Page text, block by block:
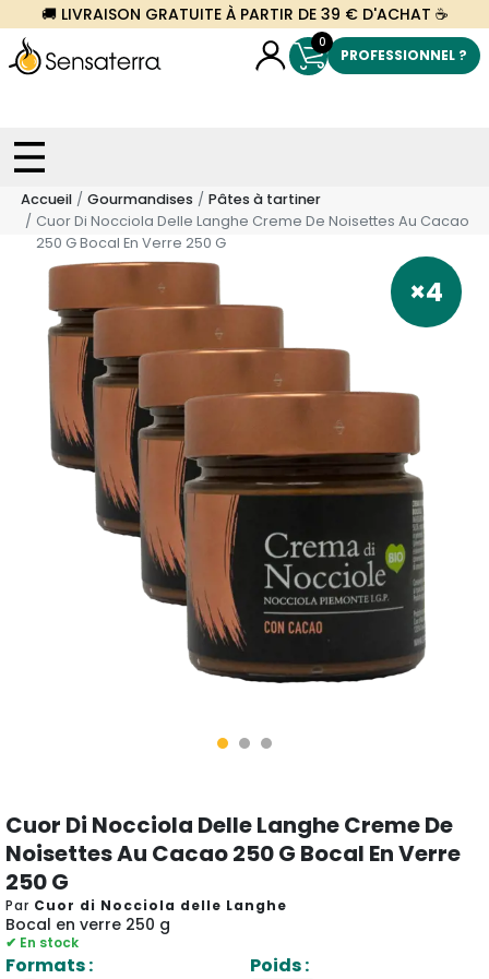
🚚 LIVRAISON GRATUITE À PARTIR DE 39 € D'ACHAT ☕
0
PROFESSIONNEL ?
Accueil Gourmandises
Pâtes à tartiner
Cuor Di Nocciola Delle Langhe Creme De Noisettes Au Cacao
250 G Bocal En Verre 250 G
×4
Cuor Di Nocciola Delle Langhe Creme De
Noisettes Au Cacao 250 G Bocal En Verre
250 G
Par Cuor di Nocciola delle Langhe
Bocal en verre 250 g
✔ En stock
Formats : Poids :